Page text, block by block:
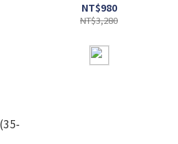
NT$980
NT$3,280